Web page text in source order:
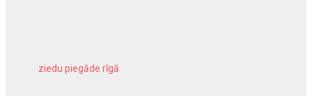
ziedu piegāde rīgā